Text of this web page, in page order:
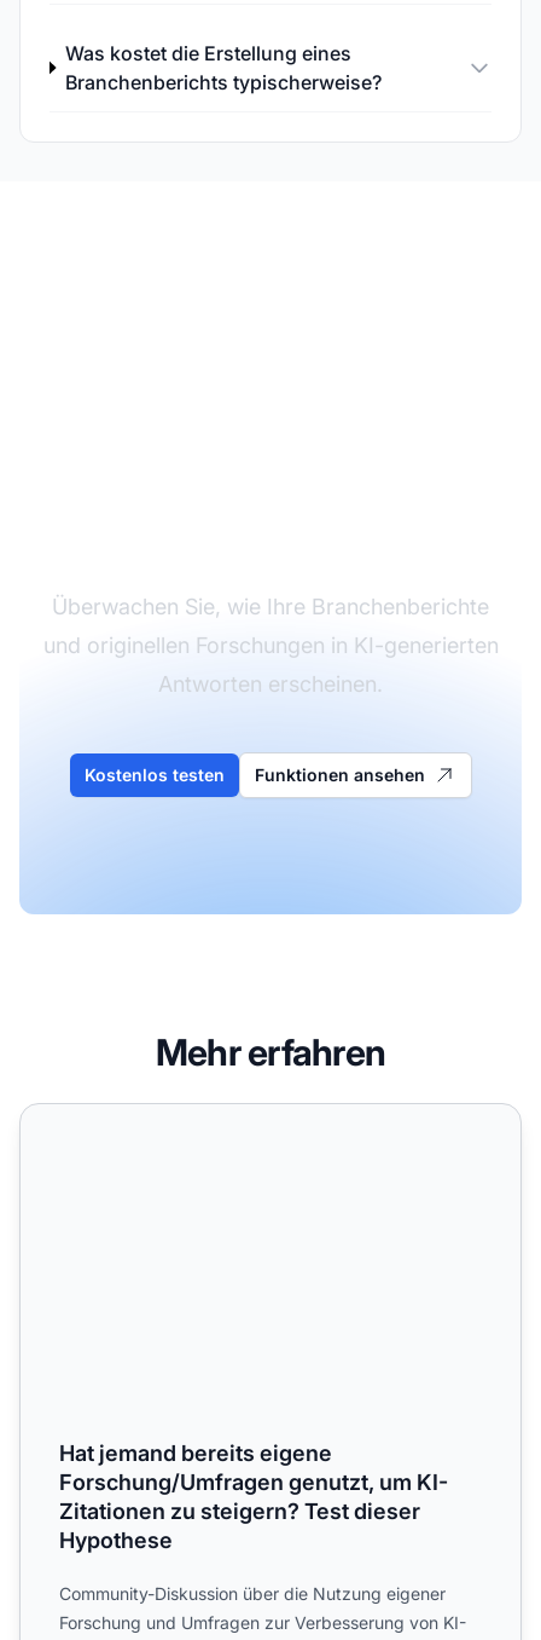
Was kostet die Erstellung eines
Branchenberichts typischerweise?
Überwachen Sie, wie Ihre Branchenberichte
und originellen Forschungen in KI-generierten
Antworten erscheinen.
Kostenlos testen Funktionen ansehen
Mehr erfahren
Hat jemand bereits eigene Forschung/Umfragen genutzt,
Hat jemand bereits eigene
Forschung/Umfragen genutzt, um KI-
Zitationen zu steigern? Test dieser
Hypothese
Community-Diskussion über die Nutzung eigener
Forschung und Umfragen zur Verbesserung von KI-